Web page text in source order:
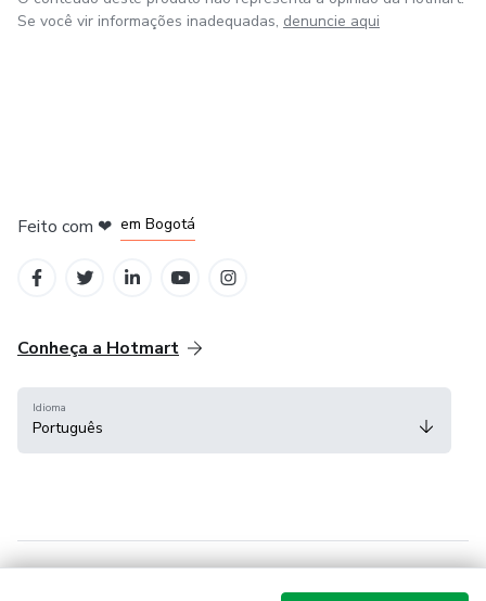
Se você vir informações inadequadas, denuncie aqui
Feito com ❤ em Bogotá
Conheça a Hotmart
Idioma
Português